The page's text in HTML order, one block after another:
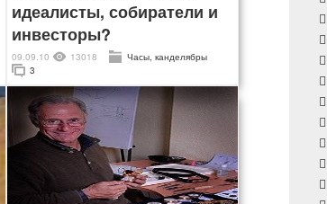
идеалисты, собиратели и
инвесторы?
09.09.10 13018
Часы, канделябры
3